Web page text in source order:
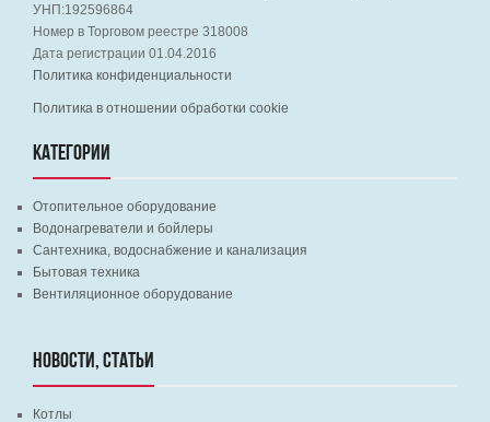
УНП:192596864
Номер в Торговом реестре 318008
Дата регистрации 01.04.2016
Политика конфиденциальности
Политика в отношении обработки cookie
КАТЕГОРИИ
Отопительное оборудование
Водонагреватели и бойлеры
Сантехника, водоснабжение и канализация
Бытовая техника
Вентиляционное оборудование
НОВОСТИ, СТАТЬИ
Котлы